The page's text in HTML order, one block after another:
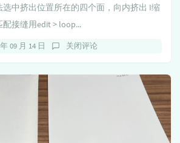
中挤出位置所在的四个面，向内挤出 I缩
接缝用edit > loop...
09 月 14 日 关闭评论